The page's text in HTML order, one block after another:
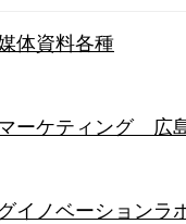
体資料各種
ーケティング 広
イノベーション